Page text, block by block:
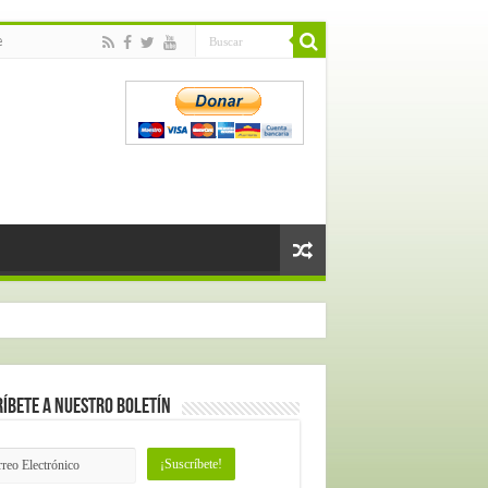
a nuestro Boletín